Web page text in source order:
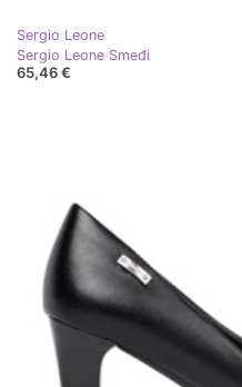
Sergio Leone
Sergio Leone Smeđi
65,46 €